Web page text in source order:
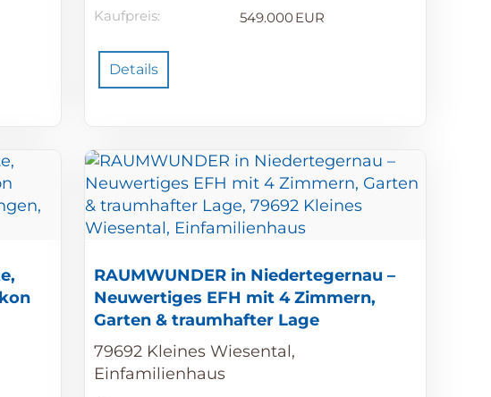
Kaufpreis:
549.000 EUR
Details
RAUMWUNDER in Niedertegernau –
Neuwertiges EFH mit 4 Zimmern,
Garten & traumhafter Lage
79692 Kleines Wiesental,
Einfamilienhaus